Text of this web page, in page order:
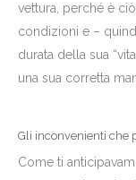
vettura, perché è
condizioni e –
durata della sua
una sua corretta
Gli inconvenienti che
Come ti